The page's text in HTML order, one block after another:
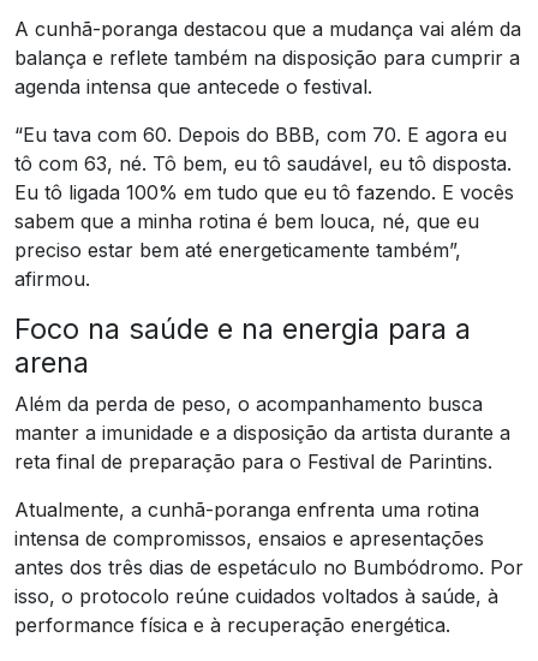
A cunhã-poranga destacou que a mudança vai além da
balança e reflete também na disposição para cumprir a
agenda intensa que antecede o festival.
“Eu tava com 60. Depois do BBB, com 70. E agora eu
tô com 63, né. Tô bem, eu tô saudável, eu tô disposta.
Eu tô ligada 100% em tudo que eu tô fazendo. E vocês
sabem que a minha rotina é bem louca, né, que eu
preciso estar bem até energeticamente também”,
afirmou.
Foco na saúde e na energia para a
arena
Além da perda de peso, o acompanhamento busca
manter a imunidade e a disposição da artista durante a
reta final de preparação para o Festival de Parintins.
Atualmente, a cunhã-poranga enfrenta uma rotina
intensa de compromissos, ensaios e apresentações
antes dos três dias de espetáculo no Bumbódromo. Por
isso, o protocolo reúne cuidados voltados à saúde, à
performance física e à recuperação energética.